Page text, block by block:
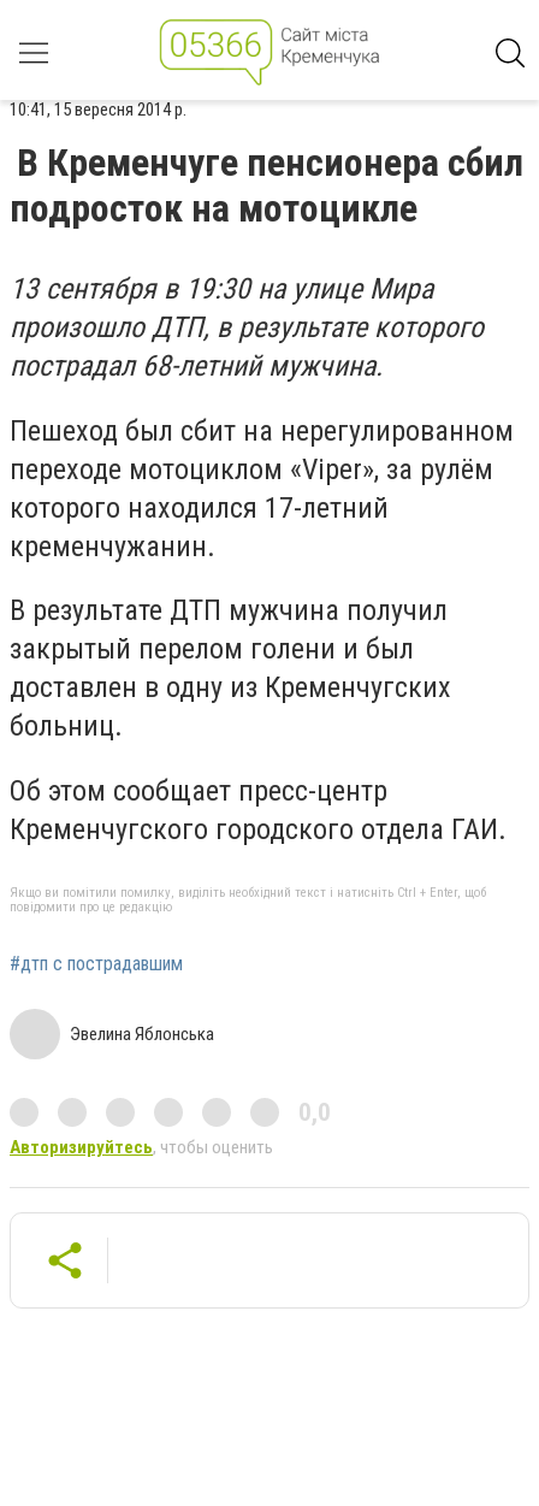
10:41, 15 вересня 2014 р.
В Кременчуге пенсионера сбил
подросток на мотоцикле
13 сентября в 19:30 на улице Мира
произошло ДТП, в результате которого
пострадал 68-летний мужчина.
Пешеход был сбит на нерегулированном
переходе мотоциклом «Viper», за рулём
которого находился 17-летний
кременчужанин.
В результате ДТП мужчина получил
закрытый перелом голени и был
доставлен в одну из Кременчугских
больниц.
Об этом сообщает пресс-центр
Кременчугского городского отдела ГАИ.
Якщо ви помітили помилку, виділіть необхідний текст і натисніть Ctrl + Enter, щоб
повідомити про це редакцію
#дтп с пострадавшим
Эвелина Яблонська
0,0
Авторизируйтесь, чтобы оценить